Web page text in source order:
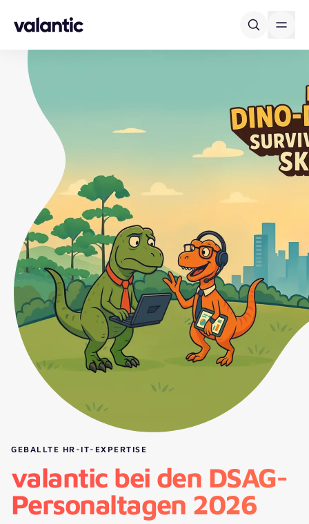
GEBALLTE HR-IT-EXPERTISE
valantic bei den DSAG-
Personaltagen 2026